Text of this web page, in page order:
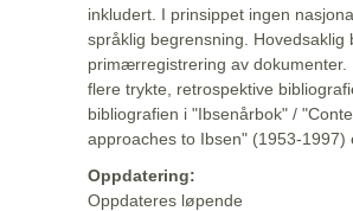
inkludert. I prinsippet ingen
språklig begrensning. Hovedsaklig
primærregistrering av dokumenter.
flere trykte, retrospektive
bibliografien i "Ibsenårbok" /
approaches to Ibsen" (1953-1997)
Oppdatering:
Oppdateres løpende